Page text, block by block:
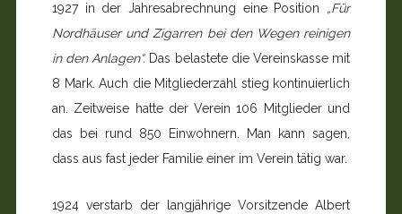
1927 in der Jahresabrechnung eine Position „Für
Nordhäuser und Zigarren bei den Wegen reinigen
in den Anlagen“. Das belastete die Vereinskasse mit
8 Mark. Auch die Mitgliederzahl stieg kontinuierlich
an. Zeitweise hatte der Verein 106 Mitglieder und
das bei rund 850 Einwohnern. Man kann sagen,
dass aus fast jeder Familie einer im Verein tätig war.
1924 verstarb der langjährige Vorsitzende Albert